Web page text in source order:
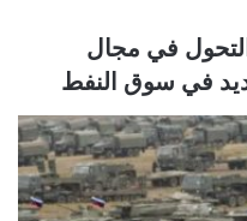
في مجال
في سوق النفط